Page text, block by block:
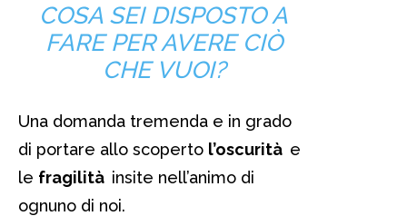
COSA SEI DISPOSTO A
FARE PER AVERE CIÒ
CHE VUOI?
Una domanda tremenda e in grado
di portare allo scoperto l’oscurità e
le fragilità insite nell’animo di
ognuno di noi.